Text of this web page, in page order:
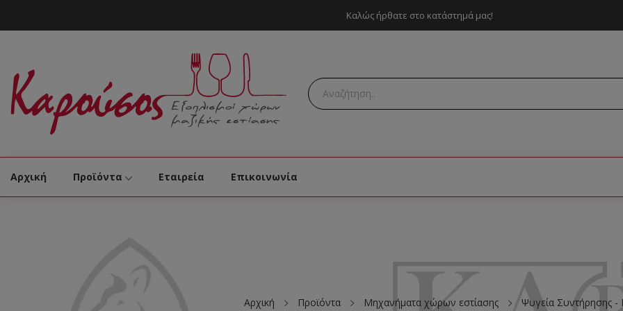
Καλώς ήρθατε στο κατάστημά μας!
Αρχική Προϊόντα Εταιρεία Επικοινωνία
Αρχική Προϊόντα Μηχανήματα χώρων εστίασης
Ψυγεία Συντήρησης -